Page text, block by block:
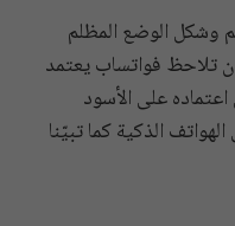
وشكل الوضع المظلم
تلاحظ فواتساب يعتمد
على الأسود
الذكية كما تبيّنا